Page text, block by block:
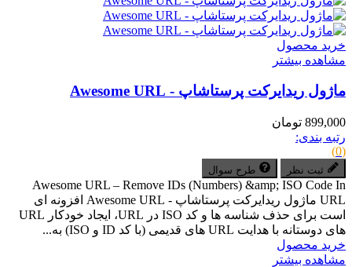
خرید محصول
مشاهده بیشتر
ماژول ریدایرکت پرستاشاپ - Awesome URL
899,000 تومان
رتبه بندی:
(0)
ثبت نظر طرح سوال
Awesome URL – Remove IDs (Numbers) &amp; ISO Code In
URL ماژول ریدایرکت پرستاشاپ - Awesome URL افزونه ای
است برای حذف شناسه ها و کد ISO در URL، ایجاد خودکار URL
های دوستانه با هدایت URL های قدیمی (با کد ID و ISO) به...
خرید محصول
مشاهده بیشتر